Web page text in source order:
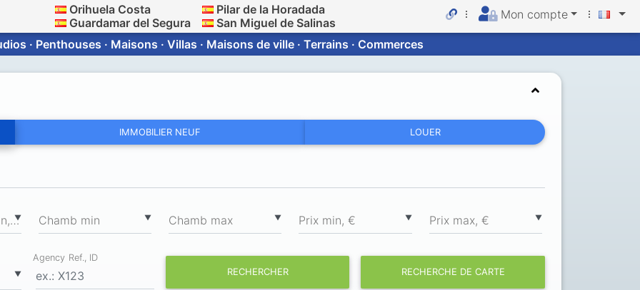
Orihuela Costa
Guardamar del Segura
Pilar de la Horadada
San Miguel de Salinas
Mon compte
· Penthouses · Maisons · Villas · Maisons de ville · Terrains · Commerces
IMMOBILIER NEUF LOUER
▼
Surface totale min, m ▼
Chamb min ▼
Chamb max ▼
Prix min, € ▼
Prix max, €
▼
Agency Ref., ID
RECHERCHER
RECHERCHE DE CARTE